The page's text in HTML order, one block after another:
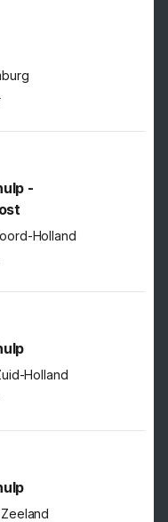
-
Holland
Holland